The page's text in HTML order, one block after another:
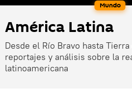
Mundo
América Latina
Desde el Río Bravo hasta
reportajes y análisis sobre la
latinoamericana